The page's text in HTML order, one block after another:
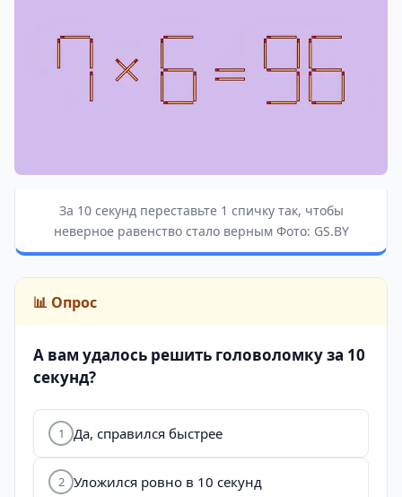
За 10 секунд переставьте 1 спичку так, чтобы
неверное равенство стало верным Фото: GS.BY
📊 Опрос
А вам удалось решить головоломку за 10
секунд?
1 Да, справился быстрее
2 Уложился ровно в 10 секунд